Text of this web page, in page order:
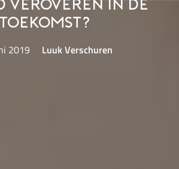
veroveren in de
toekomst?
2019 Luuk Verschuren